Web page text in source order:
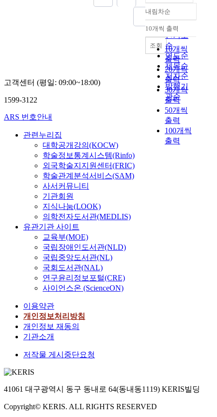
f
J
n
인
적
정확도
순
인기도
순
연도순
제목순
저자순
발행기
관순
내림차순
내림차순
10개씩 출력
10개씩
출력
20개씩
출력
30개씩
출력
50개씩
출력
100개씩
출력
조회
고객센터 (평일: 09:00~18:00)
1599-3122
ARS 번호안내
관련누리집
대학공개강의(KOCW)
학술정보통계시스템(Rinfo)
외국학술지지원센터(FRIC)
학술관계분석서비스(SAM)
사서커뮤니티
기관회원
지식나눔(LOOK)
의학전자도서관(MEDLIS)
유관기관 사이트
교육부(MOE)
국립장애인도서관(NLD)
국립중앙도서관(NL)
국회도서관(NAL)
연구윤리정보포털(CRE)
사이언스온 (ScienceON)
이용약관
개인정보처리방침
개인정보 재동의
기관소개
저작물 게시중단요청
41061 대구광역시 동구 동내로 64(동내동1119) KERIS빌딩
Copyright© KERIS. ALL RIGHTS RESERVED